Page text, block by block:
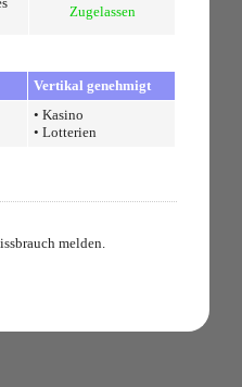
Zugelassen
Vertikal genehmigt
• Kasino
• Lotterien
melden.